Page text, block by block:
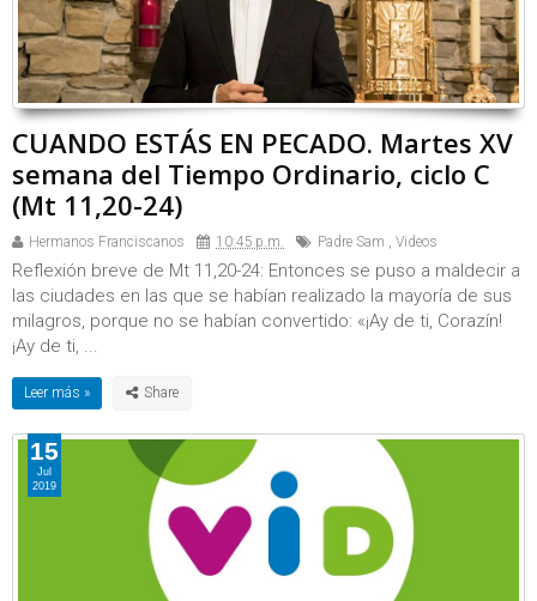
CUANDO ESTÁS EN PECADO. Martes XV
semana del Tiempo Ordinario, ciclo C
(Mt 11,20-24)
Hermanos Franciscanos 10:45 p.m. Padre Sam , Videos
Reflexión breve de Mt 11,20-24: Entonces se puso a maldecir a
las ciudades en las que se habían realizado la mayoría de sus
milagros, porque no se habían convertido: «¡Ay de ti, Corazín!
¡Ay de ti, ...
Leer más »
15
Jul
2019